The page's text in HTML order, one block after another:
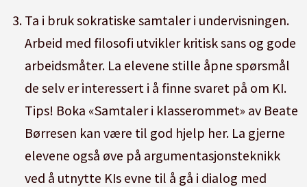
Ta i bruk sokratiske samtaler i undervisningen.
Arbeid med filosofi utvikler kritisk sans og gode
arbeidsmåter. La elevene stille åpne spørsmål
de selv er interessert i å finne svaret på om KI.
Tips! Boka «Samtaler i klasserommet» av Beate
Børresen kan være til god hjelp her. La gjerne
elevene også øve på argumentasjonsteknikk
ved å utnytte KIs evne til å gå i dialog med